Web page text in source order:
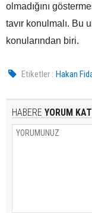
olmadığını
tavır konulmalı. Bu
konularından biri.
Etiketler : Hakan
HABERE YORUM KAT